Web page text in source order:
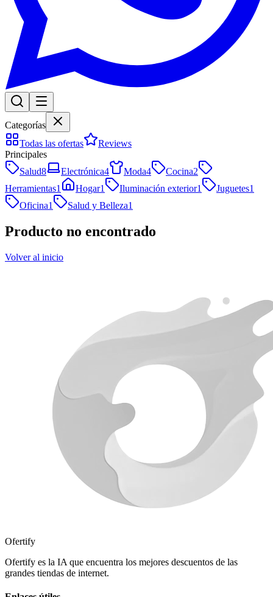
Categorías
Todas las ofertas
Reviews
Principales
Salud8 Electrónica4 Moda4 Cocina2
Herramientas1 Hogar1 Iluminación exterior1 Juguetes1
Oficina1 Salud y Belleza1
Producto no encontrado
Volver al inicio
Ofertify
Ofertify es la IA que encuentra los mejores descuentos de las
grandes tiendas de internet.